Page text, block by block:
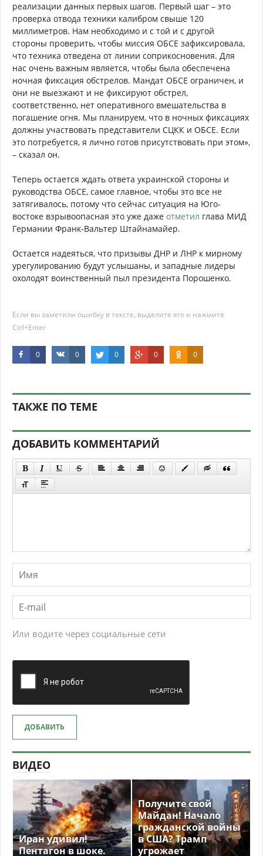
реализации данных первых шагов. Первый шаг – это
проверка отвода техники калибром свыше 120
миллиметров. Нам необходимо и с той и с другой
стороны проверить, чтобы миссия ОБСЕ зафиксировала,
что техника отведена от линии соприкосновения. Для
нас очень важным является, чтобы была обеспечена
ночная фиксация обстрелов. Мандат ОБСЕ ограничен, и
они не выезжают и не фиксируют обстрел,
соответственно, нет оперативного вмешательства в
погашение огня. Мы планируем, что в ночных фиксациях
должны участвовать представители СЦКК и ОБСЕ. Если
это потребуется, я лично готов присутствовать при этом»,
– сказал он.
Теперь остается ждать ответа украинской стороны и
руководства ОБСЕ, самое главное, чтобы это все не
затягивалось, потому что сейчас ситуация на Юго-
востоке взрывоопасная это уже даже отметил глава МИД
Германии Франк-Вальтер Штайнамайер.
Остается надеяться, что призывы ДНР и ЛНР к мирному
урегулированию будут услышаны, и западные лидеры
охолодят воинственный пыл президента Порошенко.
Если вы заметили ошибку в тексте, выделите его и нажмите
Ctrl+Enter
0 0 0 0 0
ТАКЖЕ ПО ТЕМЕ
ДОБАВИТЬ КОММЕНТАРИЙ
Или водите через социальные сети
ДОБАВИТЬ
ВИДЕО
Иран удивил!
Пентагон в шоке.
Получите свой
Майдан! Начало
гражданской войны
в США? Трамп
угрожает